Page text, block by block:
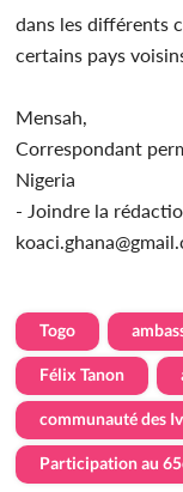
dans les différents
certains pays
Mensah,
Correspondant
Nigeria
- Joindre la
Togo
Félix Tanon
communauté des
Participation au